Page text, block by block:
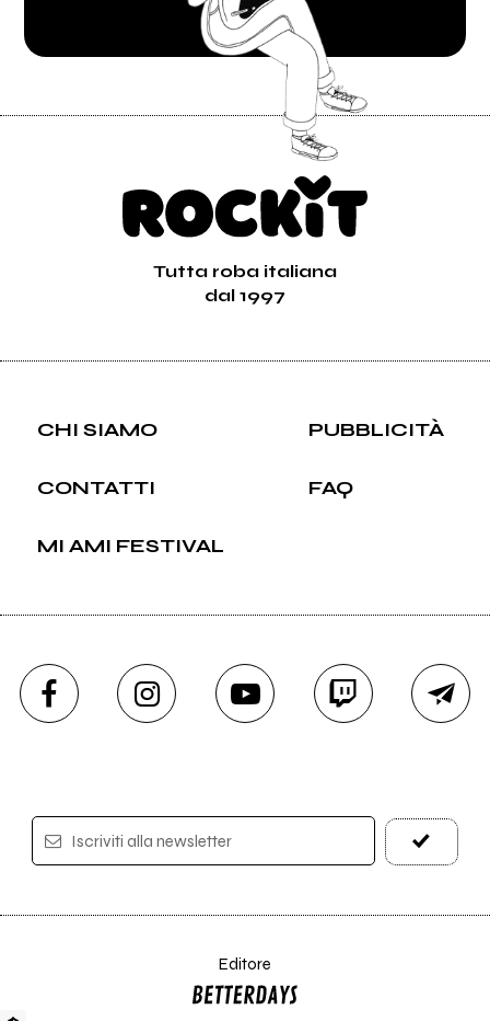
Tutta roba italiana
dal 1997
CHI SIAMO PUBBLICITÀ
CONTATTI FAQ
MI AMI FESTIVAL
Iscriviti alla newsletter
Editore